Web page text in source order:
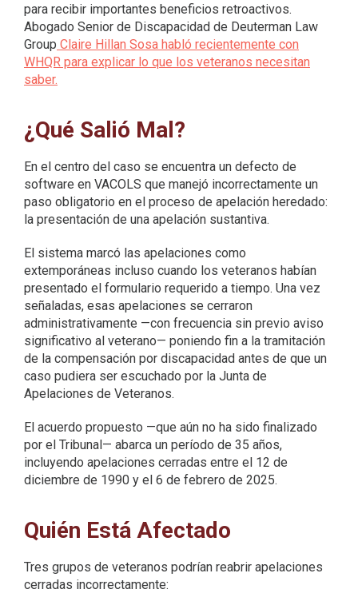
para recibir importantes beneficios retroactivos.
Abogado Senior de Discapacidad de Deuterman Law
Group Claire Hillan Sosa habló recientemente con
WHQR para explicar lo que los veteranos necesitan
saber.
¿Qué Salió Mal?
En el centro del caso se encuentra un defecto de
software en VACOLS que manejó incorrectamente un
paso obligatorio en el proceso de apelación heredado:
la presentación de una apelación sustantiva.
El sistema marcó las apelaciones como
extemporáneas incluso cuando los veteranos habían
presentado el formulario requerido a tiempo. Una vez
señaladas, esas apelaciones se cerraron
administrativamente —con frecuencia sin previo aviso
significativo al veterano— poniendo fin a la tramitación
de la compensación por discapacidad antes de que un
caso pudiera ser escuchado por la Junta de
Apelaciones de Veteranos.
El acuerdo propuesto —que aún no ha sido finalizado
por el Tribunal— abarca un período de 35 años,
incluyendo apelaciones cerradas entre el 12 de
diciembre de 1990 y el 6 de febrero de 2025.
Quién Está Afectado
Tres grupos de veteranos podrían reabrir apelaciones
cerradas incorrectamente: